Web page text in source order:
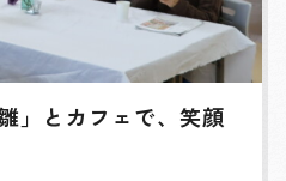
」とカフェで、笑顔